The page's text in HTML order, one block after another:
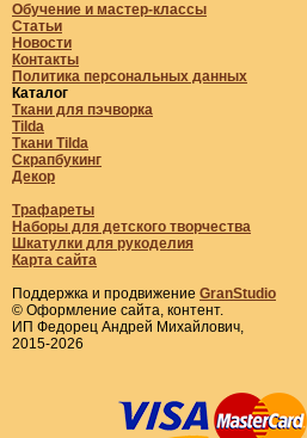
Обучение и мастер-классы
Статьи
Новости
Контакты
Политика персональных данных
Каталог
Ткани для пэчворка
Tilda
Ткани Tilda
Скрапбукинг
Декор
Трафареты
Наборы для детского творчества
Шкатулки для рукоделия
Карта сайта
Поддержка и продвижение GranStudio
© Оформление сайта, контент.
ИП Федорец Андрей Михайлович,
2015-2026